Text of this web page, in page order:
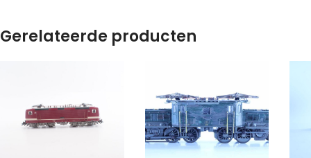
Gerelateerde producten